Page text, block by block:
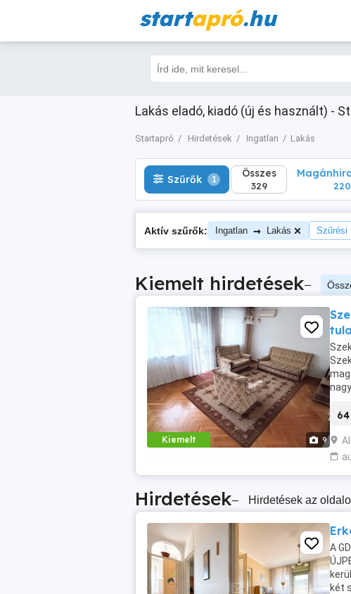
startapró.hu
Lakás eladó, kiadó (új és használt) -
Startapró Hirdetések Ingatlan Lakás
Szűrők 1 Összes
329
Szűrők 1 Összes
329 220
Aktív szűrők: Ingatlan → Lakás Szűrési
Kiemelt hirdetések–
Kiemelt 9
Hirdetések– Hirdetések az
A
két